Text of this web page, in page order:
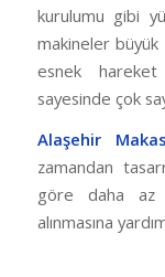
kurulumu gibi
makineler
esnek hareket
sayesinde çok
Alaşehir
zamandan
göre daha az
alınmasına